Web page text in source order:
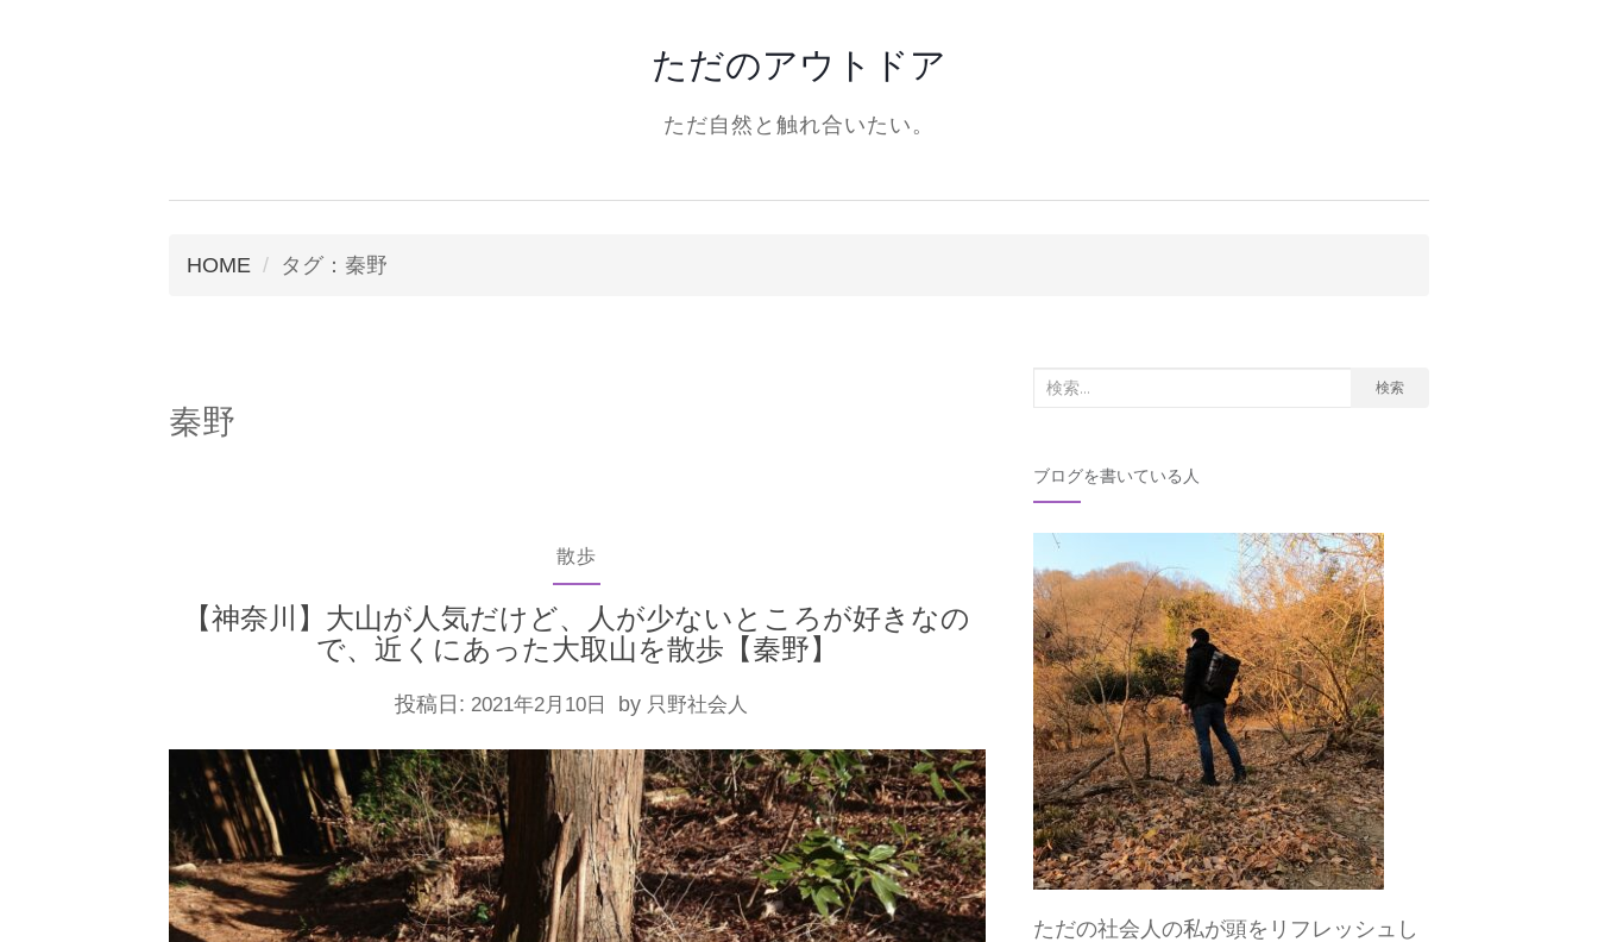
ただのアウトドア
ただ自然と触れ合いたい。
HOME タグ：秦野
秦野
散歩
【神奈川】大山が人気だけど、人が少ないところが好きなの
で、近くにあった大取山を散歩【秦野】
投稿日: 2021年2月10日 by 只野社会人
検
対
検索
ブログを書いている人
ただの社会人の私が頭をリフレッシュし